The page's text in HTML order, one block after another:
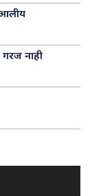
आलीय
गरज नाही